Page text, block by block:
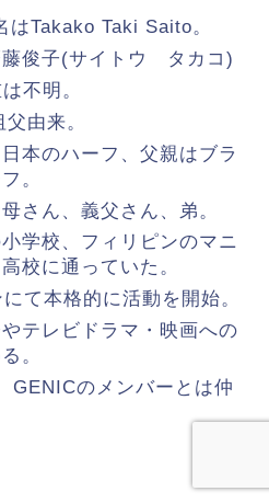
はTakako Taki Saito。
藤俊子(サイトウ タカコ)
不明。
由来。
本のハーフ、父親はブラ
。
さん、義父さん、弟。
学校、フィリピンのマニ
校に通っていた。
て本格的に活動を開始。
テレビドラマ・映画への
。
GENICのメンバーとは仲